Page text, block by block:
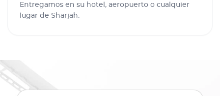
Entregamos en su hotel, aeropuerto o cualquier
lugar de Sharjah.